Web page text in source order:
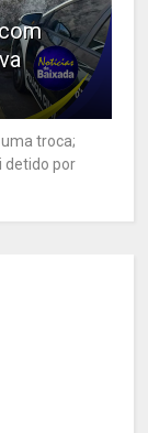
troca;
detido por